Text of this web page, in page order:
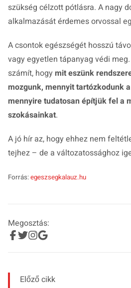
szükség célzott pótlásra. A nagy
alkalmazását érdemes orvossal
A csontok egészségét hosszú
vagy egyetlen tápanyag védi
számít, hogy mit eszünk
mozgunk, mennyit tartózkodunk
mennyire tudatosan építjük fel a
szokásainkat.
A jó hír az, hogy ehhez nem
tejhez – de a változatossághoz
Forrás:egeszsegkalauz.hu
Megosztás:
Előző cikk